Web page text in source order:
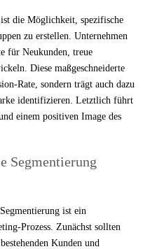
die Möglichkeit, spezifische
zu erstellen. Unternehmen
für Neukunden, treue
Diese maßgeschneiderte
Rate, sondern trägt auch dazu
identifizieren. Letztlich führt
einem positiven Image des
Segmentierung
ist ein
Prozess. Zunächst sollten
Kunden und